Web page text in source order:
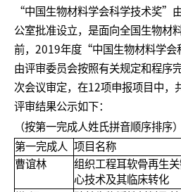
“中国生物材料学会科学技术奖”
公室批准设立，是面向全国生物材
前，2019年度“中国生物材料学
由评审委员会按照有关规定和程序
次会议审定，在12项申报项目中，
评审结果公示如下：
（按第一完成人姓氏拼音顺序排序）
第一完成人 项目名称
曹谊林
组织工程耳软骨再生
心技术及其临床转化